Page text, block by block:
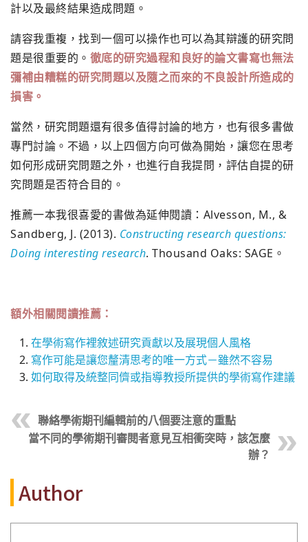
計以及最終結果造成問題。
請容我重複，找到一個可以操作也可以為其辯護的研究問
題是很重要的。 徹底的研究過程和良好的論文書寫也無法
彌補由糟糕的研究問題以及隨之而來的不良設計所造成的
損害。
當然，研究問題還有很多值得討論的地方，也有很多書做
專門討論。不過，以上四個方向可做為開始，讓您在思考
如何形成研究問題之外，也進行自我提問，評估自提的研
究問題是否符合目的。
推薦一本我很喜愛的書做為延伸閱讀：Alvesson, M., &
Sandberg, J. (2013). Constructing research questions:
Doing interesting research. Thousand Oaks: SAGE。
額外相關閱讀推薦：
在學術寫作裡敘述研究貢獻以及展現個人風格
寫作可能是讓您釐清思考的唯一方式－雖然不容易
如何取得及統整同儕或指導教授所提供的學術寫作建議
聯絡學術期刊編輯前的八個要注意的重點
當不同的學術期刊審閱者意見互相衝突時，該怎麼
辦？
Author